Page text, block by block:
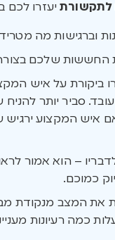
לתקשורתיעזרו לכם
וברגישות מה
החששות שלכם
ביקורת על איש
סביר יותר להניח
איש המקצוע
– הוא אמור
כמוכם.
את המצב מנקודת
כמה רעיונות